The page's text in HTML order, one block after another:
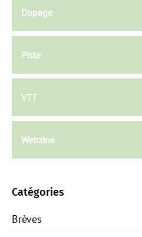
Dopage
Piste
VTT
Webzine
Catégories
Brèves